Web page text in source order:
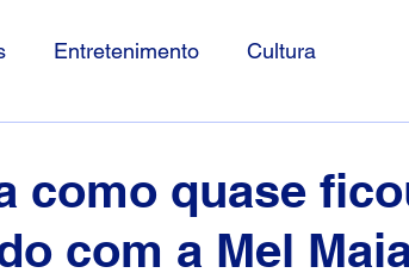
Entretenimento Cultura
como quase
com a Mel